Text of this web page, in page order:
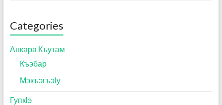
Categories
Анкара Къутам
Къэбар
Мэкъэгъэӏу
Гупкӏэ